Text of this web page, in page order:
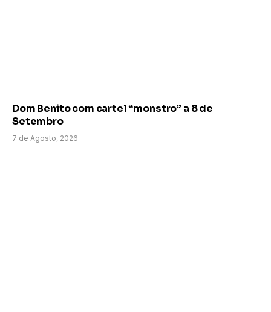
Dom Benito com cartel “monstro” a 8 de
Setembro
7 de Agosto, 2026